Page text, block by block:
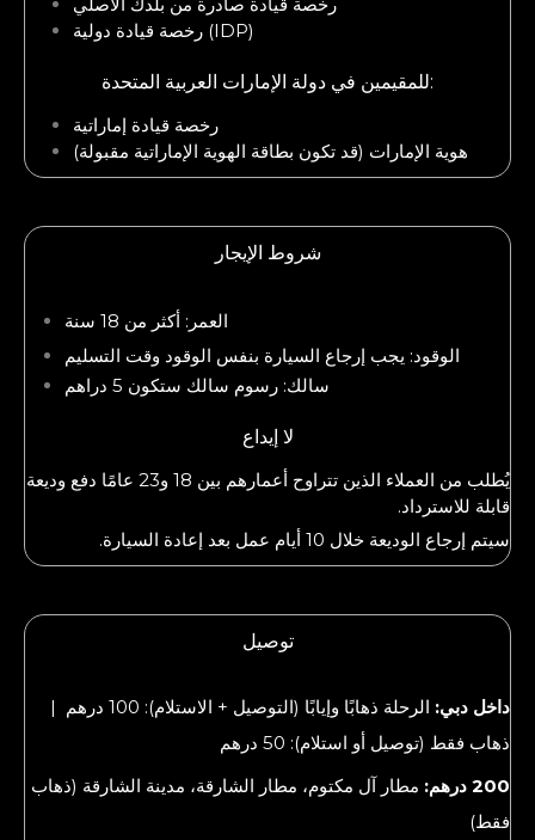
رخصة قيادة دولية (IDP)
للمقيمين في دولة الإمارات العربية المتحدة:
رخصة قيادة إماراتية
هوية الإمارات (قد تكون بطاقة الهوية الإماراتية مقبولة)
شروط الإيجار
العمر: أكثر من 18 سنة
الوقود: يجب إرجاع السيارة بنفس الوقود وقت التسليم
سالك: رسوم سالك ستكون 5 دراهم
لا إيداع
يُطلب من العملاء الذين تتراوح أعمارهم بين 18 و23 عامًا دفع وديعة
قابلة للاسترداد.
سيتم إرجاع الوديعة خلال 10 أيام عمل بعد إعادة السيارة.
توصيل
داخل دبي:
الرحلة ذهابًا وإيابًا (التوصيل + الاستلام): 100 درهم |
ذهاب فقط (توصيل أو استلام): 50 درهم
200 درهم:
مطار آل مكتوم، مطار الشارقة، مدينة الشارقة (ذهاب
فقط)